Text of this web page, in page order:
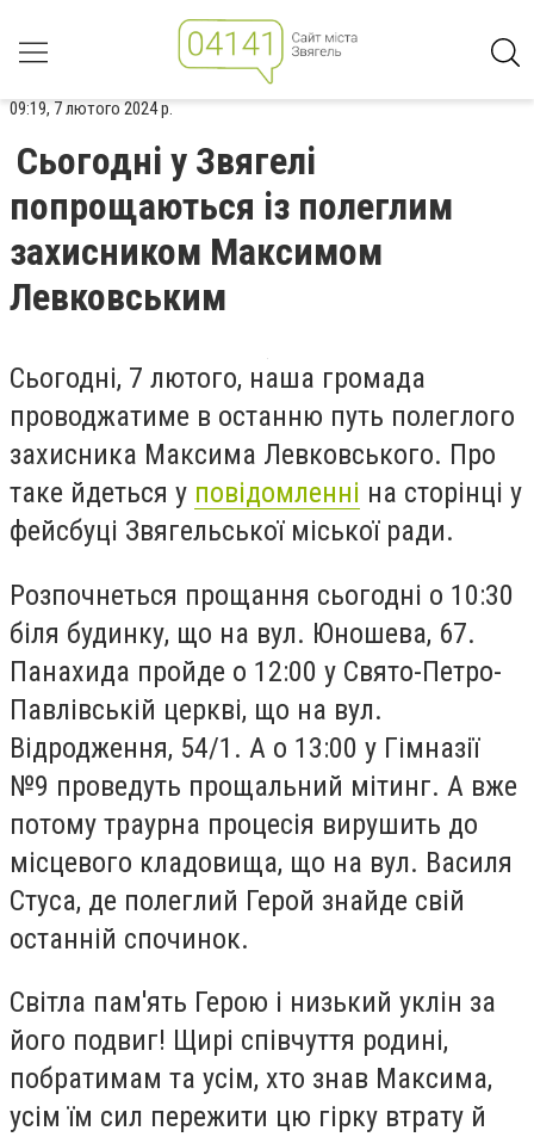
09:19, 7 лютого 2024 р.
Сьогодні у Звягелі
попрощаються із полеглим
захисником Максимом
Левковським
Сьогодні, 7 лютого, наша громада
проводжатиме в останню путь полеглого
захисника Максима Левковського. Про
таке йдеться у повідомленні на сторінці у
фейсбуці Звягельської міської ради.
Розпочнеться прощання сьогодні о 10:30
біля будинку, що на вул. Юношева, 67.
Панахида пройде о 12:00 у Свято-Петро-
Павлівській церкві, що на вул.
Відродження, 54/1. А о 13:00 у Гімназії
№9 проведуть прощальний мітинг. А вже
потому траурна процесія вирушить до
місцевого кладовища, що на вул. Василя
Стуса, де полеглий Герой знайде свій
останній спочинок.
Світла пам'ять Герою і низький уклін за
його подвиг! Щирі співчуття родині,
побратимам та усім, хто знав Максима,
усім їм сил пережити цю гірку втрату й